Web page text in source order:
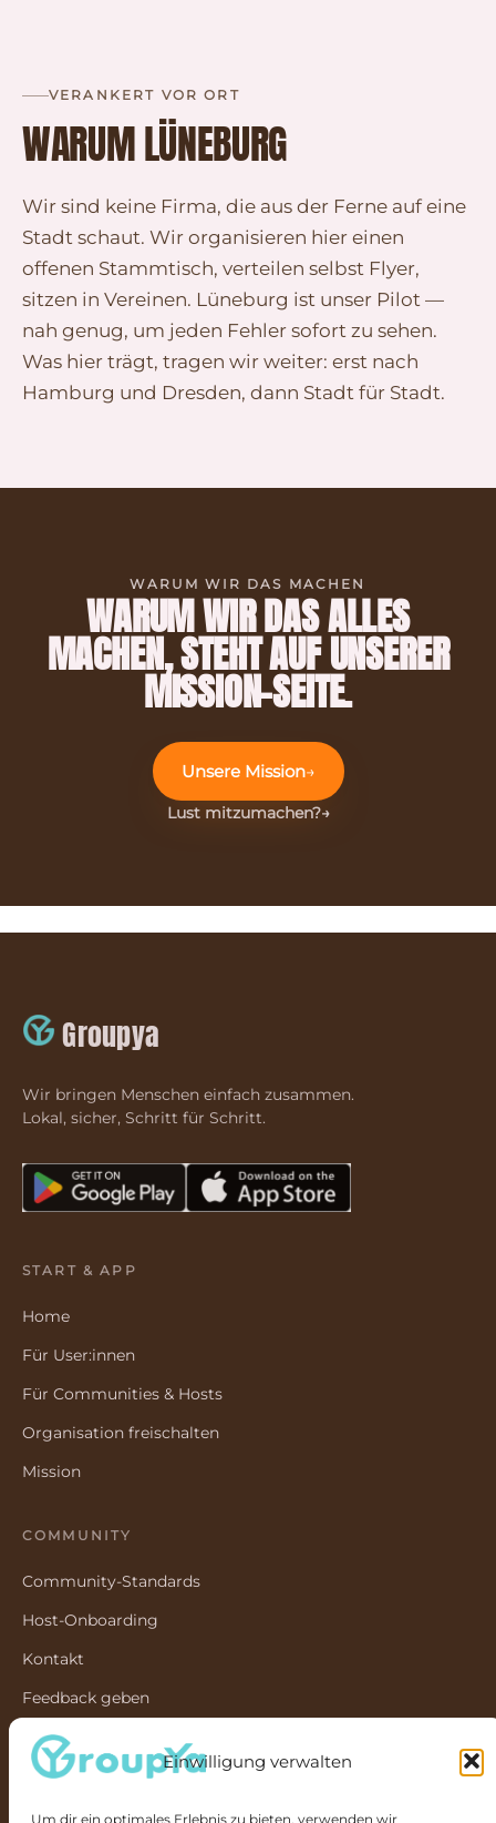
Einwilligung verwalten
Um dir ein optimales Erlebnis zu bieten, verwenden wir
VERANKERT VOR ORT
WARUM LÜNEBURG
Wir sind keine Firma, die aus der Ferne auf eine
Stadt schaut. Wir organisieren hier einen
offenen Stammtisch, verteilen selbst Flyer,
sitzen in Vereinen. Lüneburg ist unser Pilot —
nah genug, um jeden Fehler sofort zu sehen.
Was hier trägt, tragen wir weiter: erst nach
Hamburg und Dresden, dann Stadt für Stadt.
WARUM WIR DAS MACHEN
WARUM WIR DAS ALLES
MACHEN, STEHT AUF UNSERER
MISSION-SEITE.
Unsere Mission
Lust mitzumachen?
Groupya
Wir bringen Menschen einfach zusammen.
Lokal, sicher, Schritt für Schritt.
START & APP
Home
Für User:innen
Für Communities & Hosts
Organisation freischalten
Mission
COMMUNITY
Community-Standards
Host-Onboarding
Kontakt
Feedback geben
Newsletter anmelden